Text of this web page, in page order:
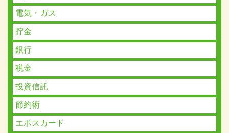
電気・ガス
貯金
銀行
税金
投資信託
節約術
エポスカード